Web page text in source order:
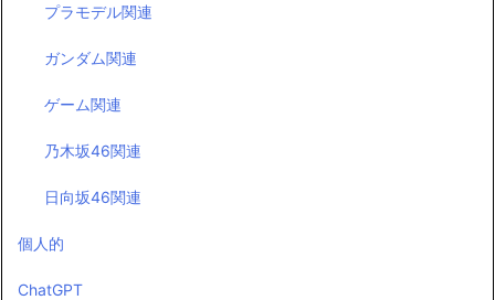
プラモデル関連
ガンダム関連
ゲーム関連
乃木坂46関連
日向坂46関連
個人的
ChatGPT